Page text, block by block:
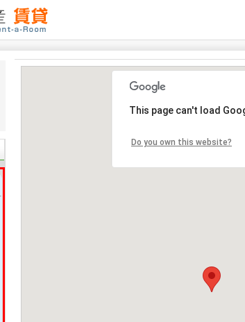
This page can't load
Do you own this website?